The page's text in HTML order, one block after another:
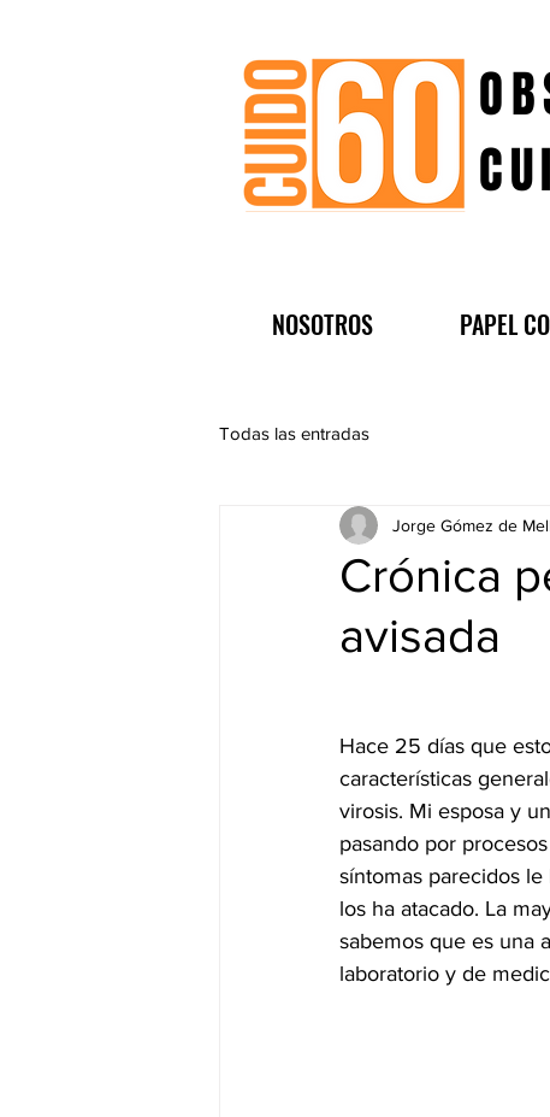
NOSOTROS PAPEL
Todas las entradas
Crónica
avisada
Jorge Gómez de
Hace 25 días que
características
virosis. Mi esposa y
pasando por
síntomas parecidos
los ha atacado. La
sabemos que es una
laboratorio y de